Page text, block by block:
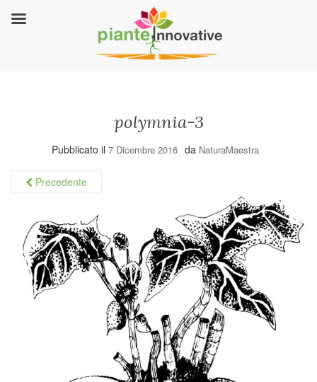
polymnia-3
Pubblicato il 7 Dicembre 2016 da NaturaMaestra
Precedente